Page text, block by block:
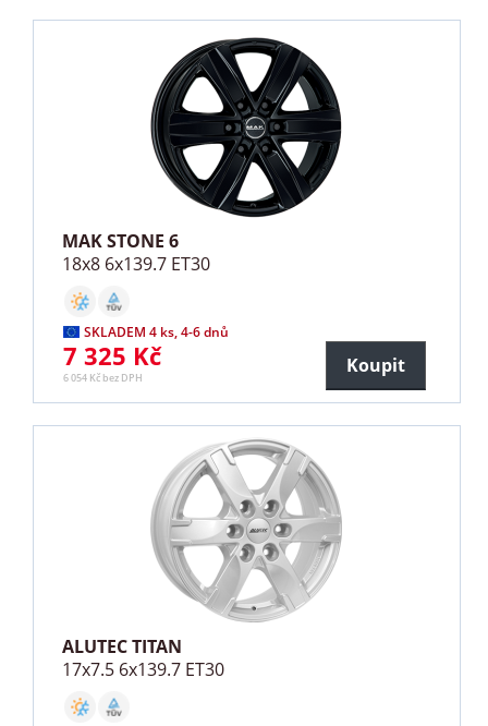
MAK STONE 6
18x8 6x139.7 ET30
SKLADEM 4 ks, 4-6 dnů
7 325 Kč
6 054 Kč bez DPH
Koupit
ALUTEC TITAN
17x7.5 6x139.7 ET30